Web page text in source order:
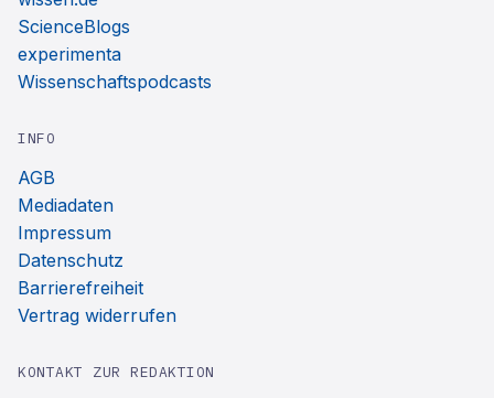
ScienceBlogs
experimenta
Wissenschaftspodcasts
INFO
AGB
Mediadaten
Impressum
Datenschutz
Barrierefreiheit
Vertrag widerrufen
KONTAKT ZUR REDAKTION